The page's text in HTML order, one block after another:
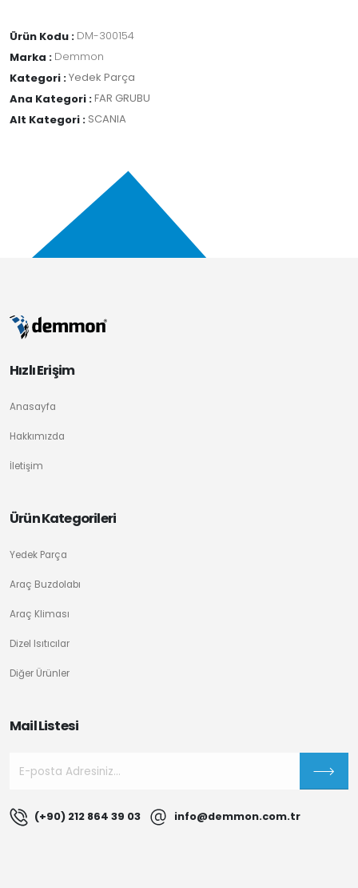
Ürün Kodu : DM-300154
Marka : Demmon
Kategori :Yedek Parça
Ana Kategori :FAR GRUBU
Alt Kategori : SCANIA
Hızlı Erişim
Anasayfa
Hakkımızda
İletişim
Ürün Kategorileri
Yedek Parça
Araç Buzdolabı
Araç Kliması
Dizel Isıtıcılar
Diğer Ürünler
Mail Listesi
(+90) 212 864 39 03 info@demmon.com.tr